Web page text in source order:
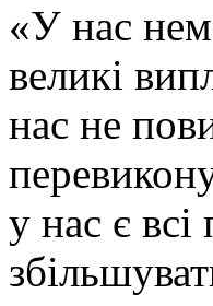
«У нас
великі
нас не
у нас є